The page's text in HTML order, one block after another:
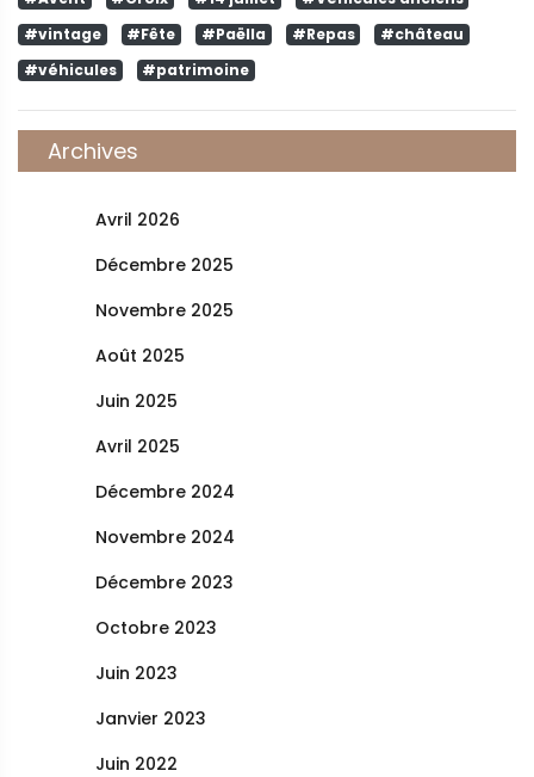
#vintage
#Fête #Paëlla #Repas
#château
#véhicules
#patrimoine
Archives
Avril 2026
Décembre 2025
Novembre 2025
Août 2025
Juin 2025
Avril 2025
Décembre 2024
Novembre 2024
Décembre 2023
Octobre 2023
Juin 2023
Janvier 2023
Juin 2022